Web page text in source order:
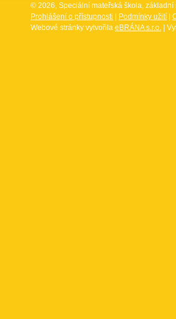
© 2026, Speciální mateřská škola,
Prohlášení o přístupnosti
Podmínky užití
Webové stránky vytvořila eBRÁNA s.r.o. |